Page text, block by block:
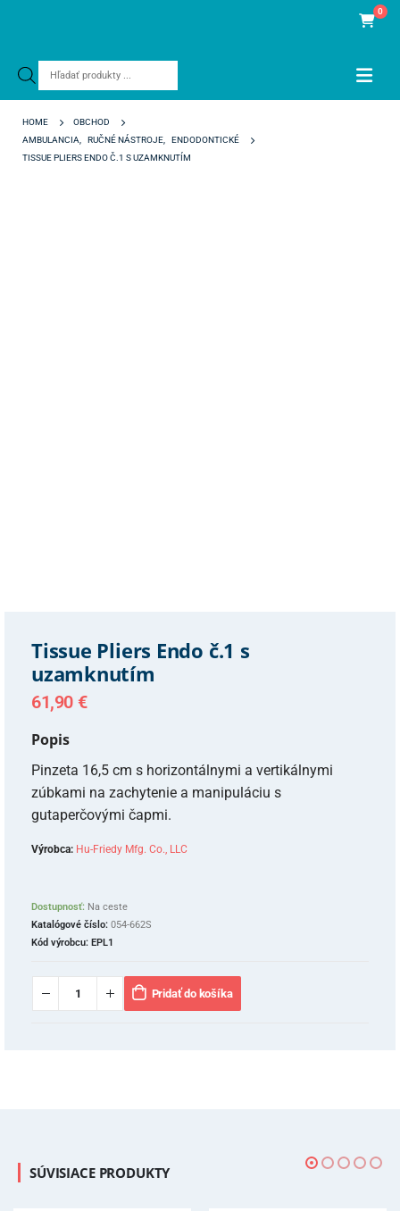
Products
0
HOME
OBCHOD
AMBULANCIA
RUČNÉ NÁSTROJE
ENDODONTICKÉ
TISSUE PLIERS ENDO Č.1 S UZAMKNUTÍM
Tissue Pliers Endo č.1 s
uzamknutím
61,90 €
Popis
Pinzeta 16,5 cm s horizontálnymi a vertikálnymi
zúbkami na zachytenie a manipuláciu s
gutaperčovými čapmi.
Výrobca: Hu-Friedy Mfg. Co., LLC
Dostupnosť: Na ceste
Katalógové číslo: 054-662S
Kód výrobcu: EPL1
Pridať do košíka
SÚVISIACE PRODUKTY